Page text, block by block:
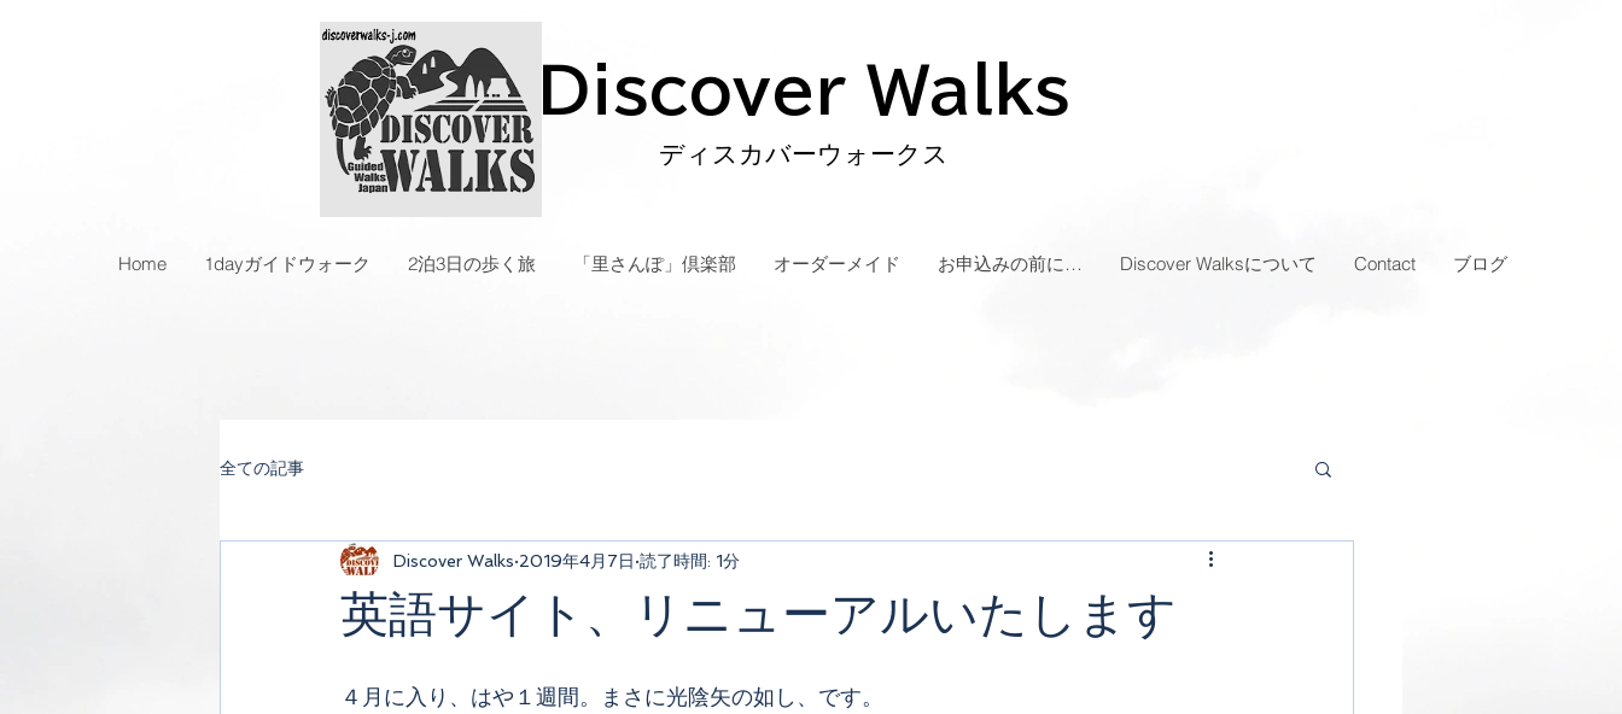
Discover Walks
ディスカバーウォークス
Home 1dayガイドウォーク 2泊3日の歩く旅 「里さんぽ」倶楽部 オーダーメイド お申込みの前に… Discover Walksについて Contact ブログ
全ての記事
英語サイト、リニューアルいたします
Discover Walks 2019年4月7日 読了時間: 1分
４月に入り、はや１週間。まさに光陰矢の如し、です。